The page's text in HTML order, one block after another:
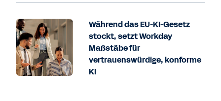
Während das EU-KI-Gesetz
stockt, setzt Workday
Maßstäbe für
vertrauenswürdige, konforme
KI